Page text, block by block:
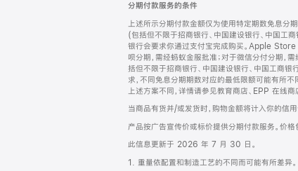
页
脚
分期付款服务的条件
上述所示分期付款金额仅为使用特定期数免息分
(包括但不限于招商银行、中国建设银行、中国工
银行会要求你通过支付宝完成购买。Apple
呗分期，需经蚂蚁金服批准；对于微信分付分期
括但不限于招商银行、中国建设银行、中国工商
求，不同免息分期期数对应的最低限额可能有所
上述方案不同，详情请参见教育商店、EPP 在线
当商品有货并/或发货时，购物金额将计入你的信
产品按广告宣传价或标价提供分期付款服务。价格
此信息更新于 2026 年 7 月 30 日。
1. 重量依配置和制造工艺的不同而可能有所差异。